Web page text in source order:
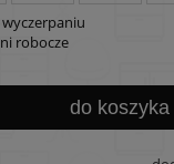
wyczerpaniu
robocze
do koszyka